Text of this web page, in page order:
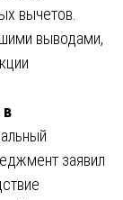
вычетов.
выводами,
в
заявил